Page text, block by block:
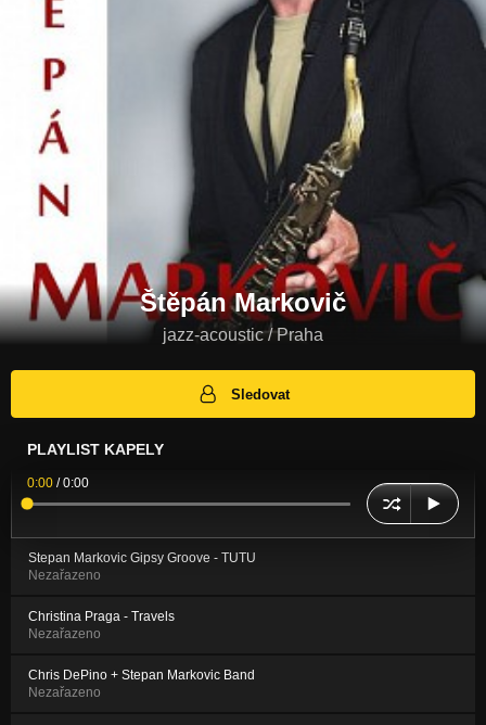
Štěpán Markovič
jazz-acoustic / Praha
Sledovat
PLAYLIST KAPELY
0:00 /0:00
Stepan Markovic Gipsy Groove - TUTU
Nezařazeno
Christina Praga - Travels
Nezařazeno
Chris DePino + Stepan Markovic Band
Nezařazeno